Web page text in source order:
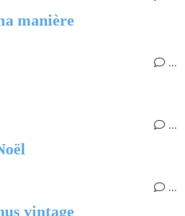
manière
…
…
…
vintage